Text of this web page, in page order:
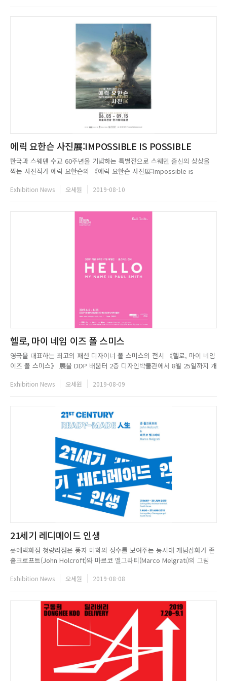
에릭 요한슨 사진展:IMPOSSIBLE IS POSSIBLE
한국과 스웨덴 수교 60주년을 기념하는 특별전으로 스웨덴 출신의 상상을
찍는 사진작가 에릭 요한슨의 《에릭 요한슨 사진展:Impossible is
리터칭 전문가이며 그의 작품은 다른 여타 초현실주의 작가의 작품처럼 단순
Exhibition News 오세원 2019-08-10
헬로, 마이 네임 이즈 폴 스미스
영국을 대표하는 최고의 패션 디자이너 폴 스미스의 전시 《헬로, 마이 네임
이즈 폴 스미스》 展을 DDP 배움터 2층 디자인박물관에서 8월 25일까지 개
자인뮤지엄이 공동 주최하고, 지아이씨클라우드가 주관하여 기획된 전시이
Exhibition News 오세원 2019-08-09
21세기 레디메이드 인생
롯데백화점 청량리점은 풍자 미학의 정수를 보여주는 동시대 개념삽화가 존
홀크로프트(John Holcroft)와 마르코 멜그라티(Marco Melgrati)의 그림
다. 존 홀크로프트는 동시대 가장 주목받는 영국기반 풍자삽화가이다. 국내
Exhibition News 오세원 2019-08-08